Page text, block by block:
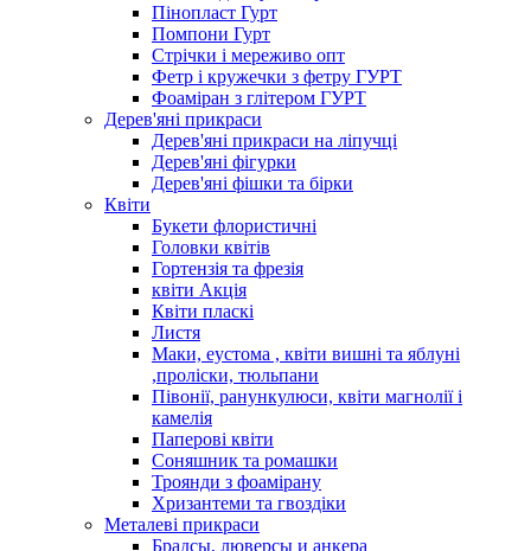
Пінопласт Гурт
Помпони Гурт
Стрічки і мереживо опт
Фетр і кружечки з фетру ГУРТ
Фоаміран з глітером ГУРТ
Дерев'яні прикраси
Дерев'яні прикраси на ліпучці
Дерев'яні фігурки
Дерев'яні фішки та бірки
Квіти
Букети флористичні
Головки квітів
Гортензія та фрезія
квіти Акція
Квіти пласкі
Листя
Маки, еустома , квіти вишні та яблуні
,проліски, тюльпани
Півонії, ранункулюси, квіти магнолії і
камелія
Паперові квіти
Соняшник та ромашки
Троянди з фоамірану
Хризантеми та гвоздіки
Металеві прикраси
Брадсы, люверсы и анкера